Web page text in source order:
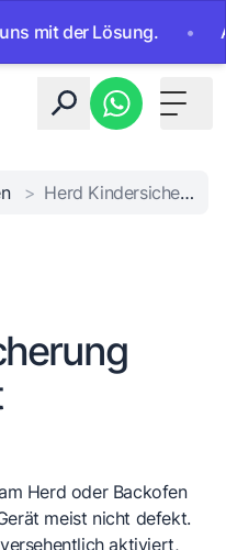
der Lösung. • Ab
Toggle
> Herd Kindersicherung lässt sich nicht deaktivieren
Herd oder Backofen
meist nicht defekt.
aktiviert,